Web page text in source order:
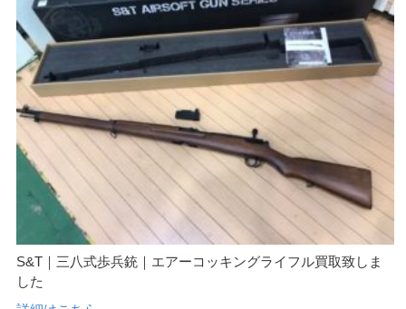
S&T｜三八式歩兵銃｜エアーコッキングライフル買取致しま
した